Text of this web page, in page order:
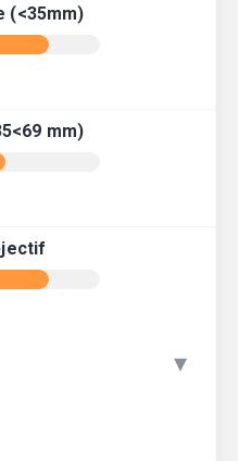
(<35mm)
mm)
▾